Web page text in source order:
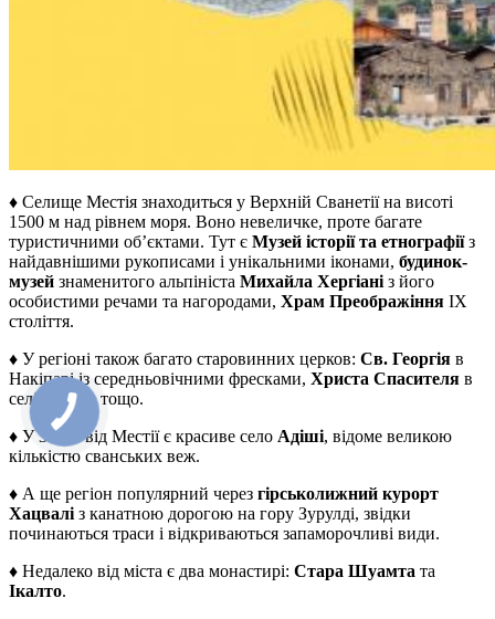
♦ Селище Местія знаходиться у Верхній Сванетії на висоті
1500 м над рівнем моря. Воно невеличке, проте багате
туристичними об’єктами. Тут є Музей історії та етнографіїз
найдавнішими рукописами і унікальними іконами, будинок-
музей знаменитого альпініста Михайла Хергіані з його
особистими речами та нагородами, Храм Преображіння IX
століття.
♦ У регіоні також багато старовинних церков: Св. Георгія в
Накіпарі із середньовічними фресками, Христа Спасителя в
селі Латали тощо.
♦ У 35 км від Местії є красиве село Адіші, відоме великою
кількістю сванських веж.
♦ А ще регіон популярний через гірськолижний курорт
Хацвалі з канатною дорогою на гору Зурулді, звідки
починаються траси і відкриваються запаморочливі види.
♦ Недалеко від міста є два монастирі: Стара Шуамта та
Ікалто.